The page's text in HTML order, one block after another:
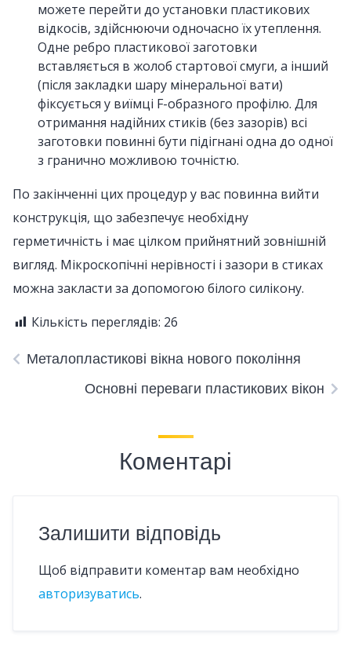
можете перейти до установки пластикових
відкосів, здійснюючи одночасно їх утеплення.
Одне ребро пластикової заготовки
вставляється в жолоб стартової смуги, а інший
(після закладки шару мінеральної вати)
фіксується у виїмці F-образного профілю. Для
отримання надійних стиків (без зазорів) всі
заготовки повинні бути підігнані одна до одної
з гранично можливою точністю.
По закінченні цих процедур у вас повинна вийти
конструкція, що забезпечує необхідну
герметичність і має цілком прийнятний зовнішній
вигляд. Мікроскопічні нерівності і зазори в стиках
можна закласти за допомогою білого силікону.
Кількість переглядів: 26
Металопластикові вікна нового покоління
Основні переваги пластикових вікон
Коментарі
Залишити відповідь
Щоб відправити коментар вам необхідно
авторизуватись.